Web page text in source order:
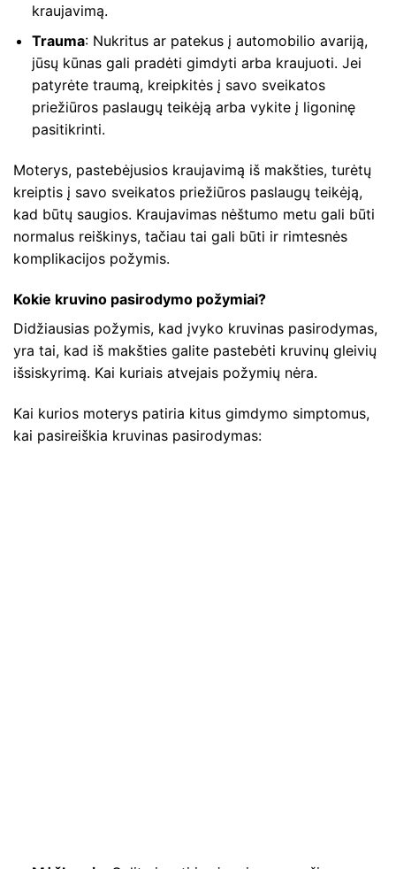
kraujavimą.
Trauma: Nukritus ar patekus į automobilio avariją,
jūsų kūnas gali pradėti gimdyti arba kraujuoti. Jei
patyrėte traumą, kreipkitės į savo sveikatos
priežiūros paslaugų teikėją arba vykite į ligoninę
pasitikrinti.
Moterys, pastebėjusios kraujavimą iš makšties, turėtų
kreiptis į savo sveikatos priežiūros paslaugų teikėją,
kad būtų saugios. Kraujavimas nėštumo metu gali būti
normalus reiškinys, tačiau tai gali būti ir rimtesnės
komplikacijos požymis.
Kokie kruvino pasirodymo požymiai?
Didžiausias požymis, kad įvyko kruvinas pasirodymas,
yra tai, kad iš makšties galite pastebėti kruvinų gleivių
išsiskyrimą. Kai kuriais atvejais požymių nėra.
Kai kurios moterys patiria kitus gimdymo simptomus,
kai pasireiškia kruvinas pasirodymas: